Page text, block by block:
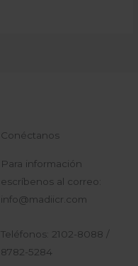
Conéctanos
Para información
escríbenos al correo:
info@madiicr.com
Teléfonos: 2102-8088 /
8782-5284